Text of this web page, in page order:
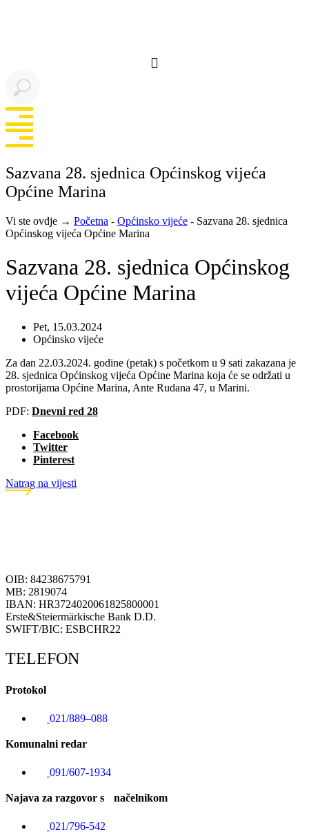
Sazvana 28. sjednica Općinskog vijeća
Općine Marina
Vi ste ovdje → Početna - Općinsko vijeće - Sazvana 28. sjednica
Općinskog vijeća Općine Marina
Sazvana 28. sjednica Općinskog
vijeća Općine Marina
Pet, 15.03.2024
Općinsko vijeće
Za dan 22.03.2024. godine (petak) s početkom u 9 sati zakazana je
28. sjednica Općinskog vijeća Općine Marina koja će se održati u
prostorijama Općine Marina, Ante Rudana 47, u Marini.
PDF: Dnevni red 28
Facebook
Twitter
Pinterest
Natrag na vijesti
OIB: 84238675791
MB: 2819074
IBAN: HR3724020061825800001
Erste&Steiermärkische Bank D.D.
SWIFT/BIC: ESBCHR22
TELEFON
Protokol
021/889–088
Komunalni redar
091/607-1934
Najava za razgovor s načelnikom
021/796-542